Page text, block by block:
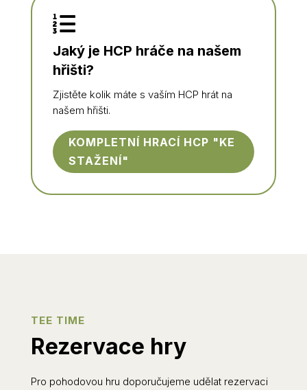

Jaký je HCP hráče na našem
hřišti?
Zjistěte kolik máte s vaším HCP hrát na
našem hřišti.
KOMPLETNÍ HRACÍ HCP "KE
STAŽENÍ"
TEE TIME
Rezervace hry
Pro pohodovou hru doporučujeme udělat rezervaci